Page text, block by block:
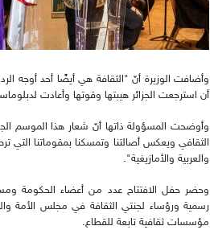
وأضافت الوزيرة أنّ "الثقافة هي أيضًا أحد أوجه
أن استرجعت الجزائر هيبتها وقوتها وأعادت
وأوضحت المسؤولة ذاتها أنّ شعار هذا الموسم
الثقافي ويعكس أصالتنا وتمسكنا بمقوماتنا التي
والعربية والأمازيغية".
وحضر حفل الافتتاح عدد من أعضاء الحكومة
رسمية ورؤساء لجنتي الثقافة في مجلس الأمة
مؤسسات ثقافية تابعة للقطاع.